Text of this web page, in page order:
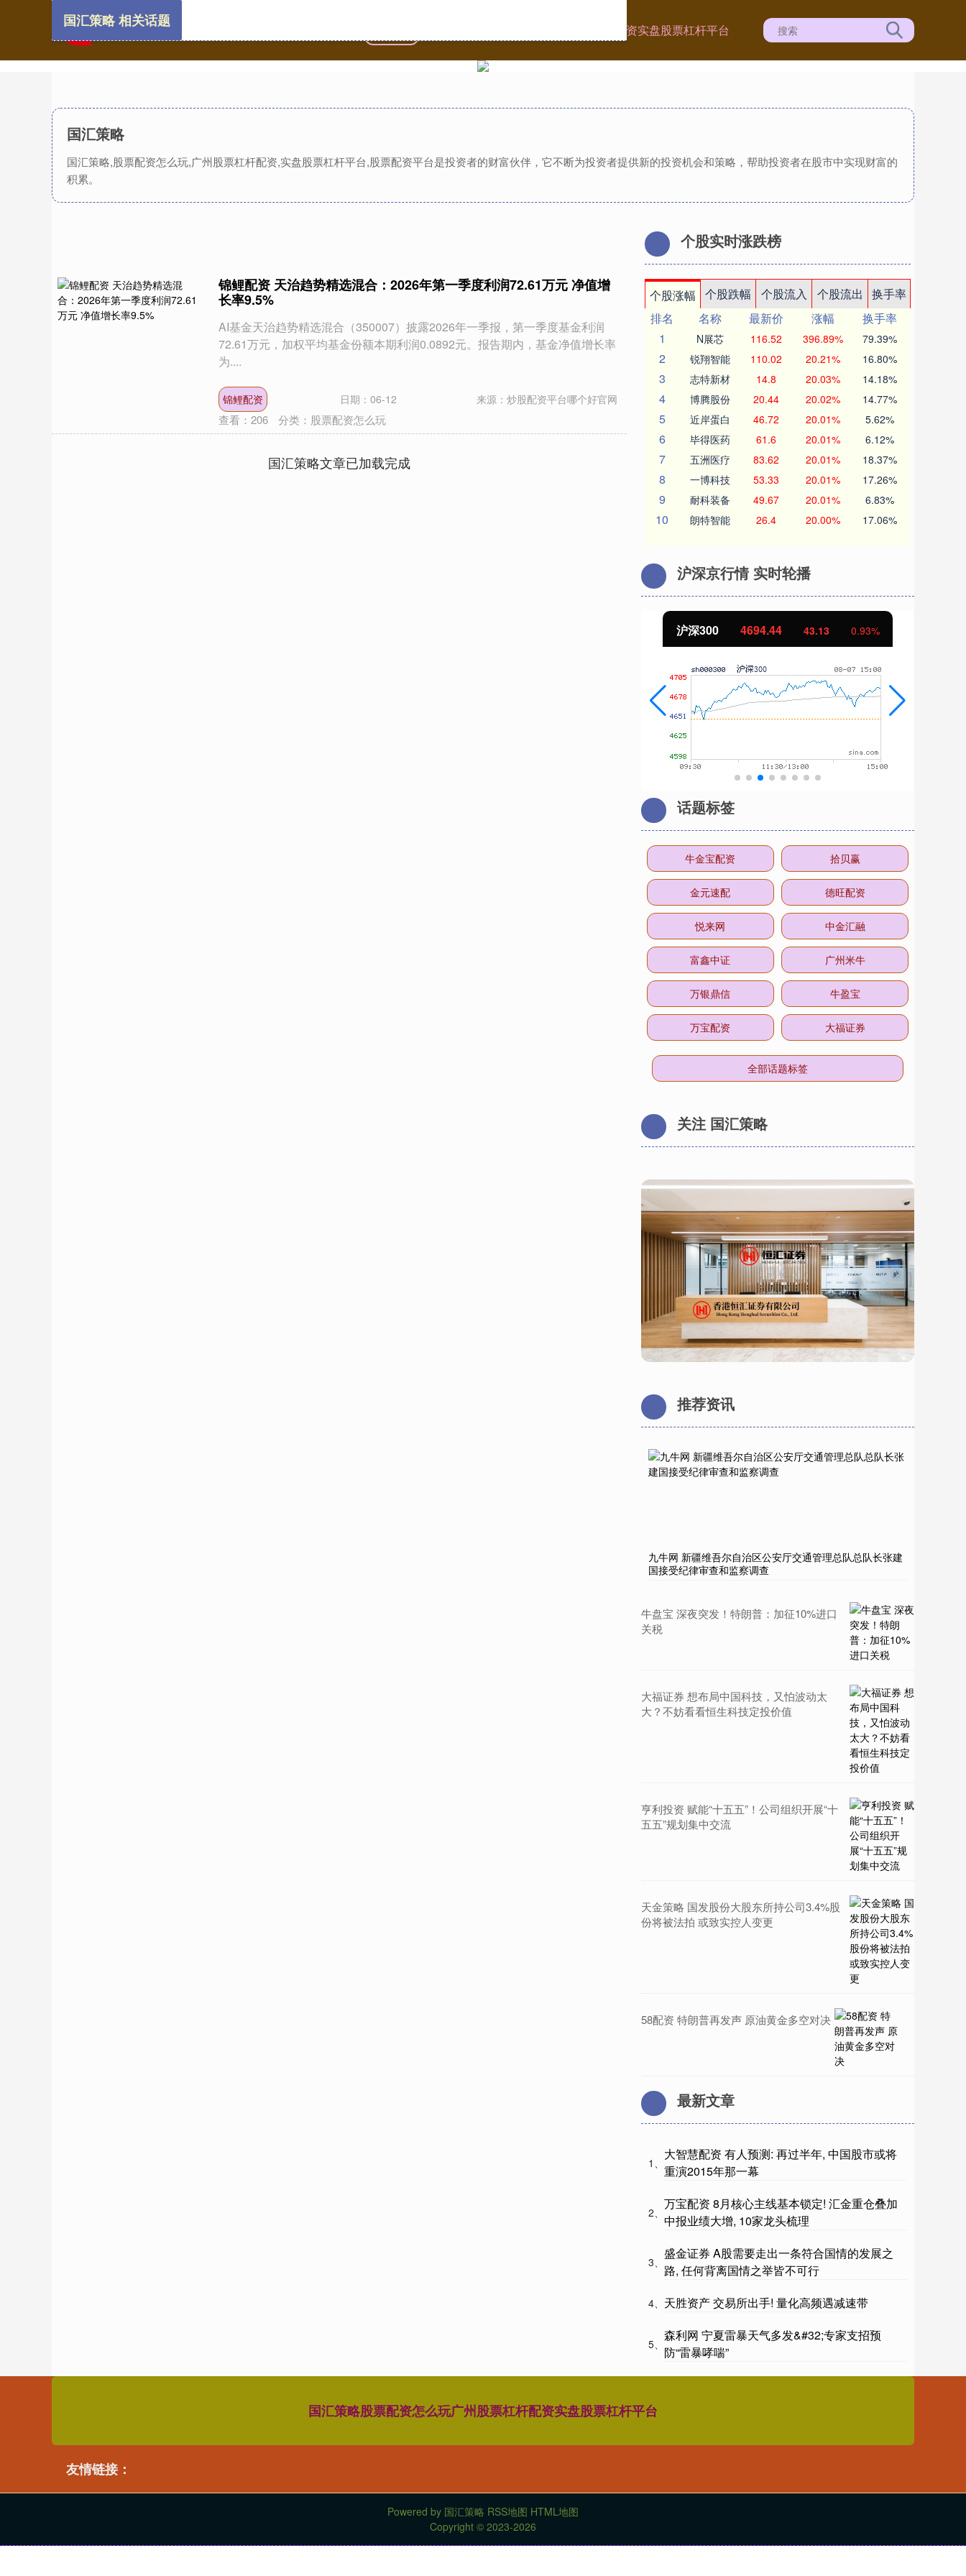
广州股票杠杆配资实盘股票杠杆平台
国汇策略
国汇策略,股票配资怎么玩,广州股票杠杆配资,实盘股票杠杆平台,股票配资平台是投资者的财富伙伴，它不断为投资者提供新的投资机会和策略，帮助投资者在股市中实现财富的
积累。
国汇策略 相关话题
锦鲤配资 天治趋势精选混合：2026年第一季度利润72.61万元 净值增
长率9.5%
AI基金天治趋势精选混合（350007）披露2026年一季报，第一季度基金利润
72.61万元，加权平均基金份额本期利润0.0892元。报告期内，基金净值增长率
为....
锦鲤配资 日期：06-12 来源：炒股配资平台哪个好官网
查看： 206 分类： 股票配资怎么玩
国汇策略文章已加载完成
个股实时涨跌榜
个股涨幅 个股跌幅 个股流入 个股流出
换手率
排名
名称 最新价 涨幅
换手率
1
N展芯 116.52 396.89% 79.39%
2 锐翔智能 110.02 20.21% 16.80%
3 志特新材 14.8 20.03% 14.18%
4 博腾股份 20.44 20.02% 14.77%
5 近岸蛋白 46.72 20.01% 5.62%
6 毕得医药 61.6 20.01% 6.12%
7 五洲医疗 83.62 20.01% 18.37%
8 一博科技 53.33 20.01% 17.26%
9 耐科装备 49.67 20.01% 6.83%
10 朗特智能 26.4 20.00% 17.06%
沪深京行情 实时轮播
北证50 1134.24 11.37 1.01%
话题标签
牛金宝配资 拾贝赢
金元速配 德旺配资
悦来网 中金汇融
富鑫中证 广州米牛
万银鼎信 牛盈宝
万宝配资 大福证券
全部话题标签
关注 国汇策略
推荐资讯
九牛网 新疆维吾尔自治区公安厅交通管理总队总队长张建
国接受纪律审查和监察调查
牛盘宝 深夜突发！特朗普：加征10%进口
关税
大福证券 想布局中国科技，又怕波动太
大？不妨看看恒生科技定投价值
亨利投资 赋能“十五五”！公司组织开展“十
五五”规划集中交流
天金策略 国发股份大股东所持公司3.4%股
份将被法拍 或致实控人变更
58配资 特朗普再发声 原油黄金多空对决
最新文章
1、
大智慧配资 有人预测: 再过半年, 中国股市或将
重演2015年那一幕
2、
万宝配资 8月核心主线基本锁定! 汇金重仓叠加
中报业绩大增, 10家龙头梳理
3、
盛金证券 A股需要走出一条符合国情的发展之
路, 任何背离国情之举皆不可行
4、 天胜资产 交易所出手! 量化高频遇减速带
5、
森利网 宁夏雷暴天气多发&#32;专家支招预
防“雷暴哮喘”
国汇策略股票配资怎么玩广州股票杠杆配资实盘股票杠杆平台
友情链接：
Powered by 国汇策略 RSS地图 HTML地图
Copyright © 2023-2026